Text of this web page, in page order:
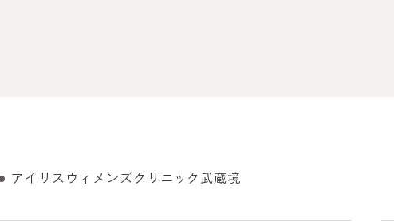
アイリスウィメンズクリニック武蔵境